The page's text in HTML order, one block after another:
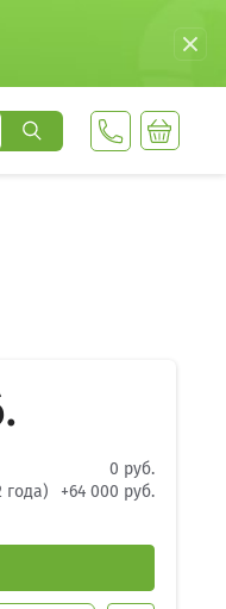
0 руб.
года)
+64 000 руб.